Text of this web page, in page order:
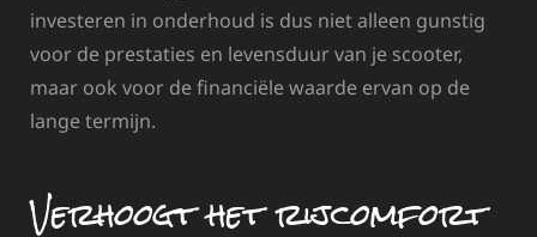
investeren in onderhoud is dus niet alleen gunstig
voor de prestaties en levensduur van je scooter,
maar ook voor de financiële waarde ervan op de
lange termijn.
Verhoogt het rijcomfort